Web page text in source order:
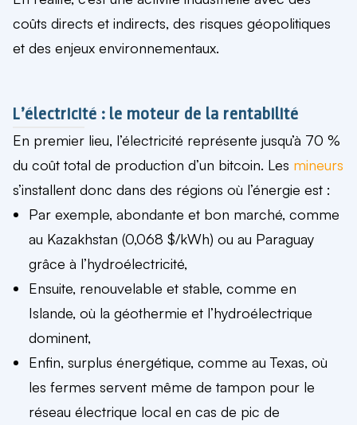
coûts directs et indirects, des risques géopolitiques
et des enjeux environnementaux.
L’électricité : le moteur de la rentabilité
En premier lieu, l’électricité représente jusqu’à 70 %
du coût total de production d’un bitcoin. Les mineurs
s’installent donc dans des régions où l’énergie est :
Par exemple, abondante et bon marché, comme
au Kazakhstan (0,068 $/kWh) ou au Paraguay
grâce à l’hydroélectricité,
Ensuite, renouvelable et stable, comme en
Islande, où la géothermie et l’hydroélectrique
dominent,
Enfin, surplus énergétique, comme au Texas, où
les fermes servent même de tampon pour le
réseau électrique local en cas de pic de